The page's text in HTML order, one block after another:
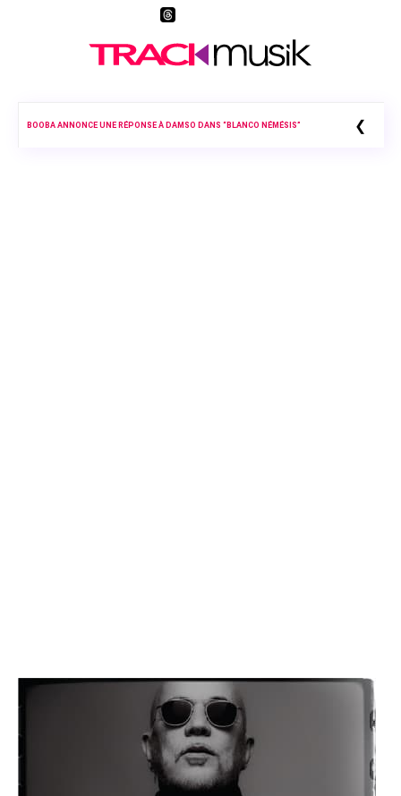
BOOBA ANNONCE UNE RÉPONSE À DAMSO DANS “BLANCO NÉMÉSIS” ❮